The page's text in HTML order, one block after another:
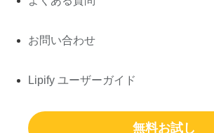
お問い合わせ
Lipify ユーザーガイド
無料お試し